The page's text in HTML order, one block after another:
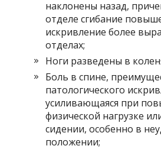
наклонены назад,
отделе сгибание
искривление более
отделах;
Ноги разведены в
Боль в спине,
патологического
усиливающаяся при
физической нагрузке
сидении, особенно в
положении;